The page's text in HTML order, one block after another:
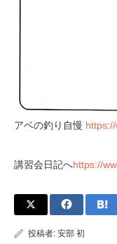
アベの釣り自慢
講習会日記へhttps://
投稿者: 安部 初